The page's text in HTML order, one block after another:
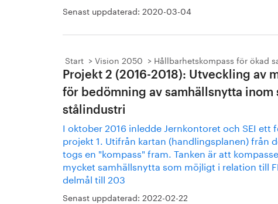
Senast uppdaterad: 2020-03-04
Start Vision 2050 Hållbarhetskompass för ökad
Projekt 2 (2016-2018): Utveckling av
för bedömning av samhällsnytta inom
stålindustri
I oktober 2016 inledde Jernkontoret och SEI
projekt 1. Utifrån kartan (handlingsplanen) från
togs en "kompass" fram. Tanken är att
mycket samhällsnytta som möjligt i relation till
delmål till 203
Senast uppdaterad: 2022-02-22